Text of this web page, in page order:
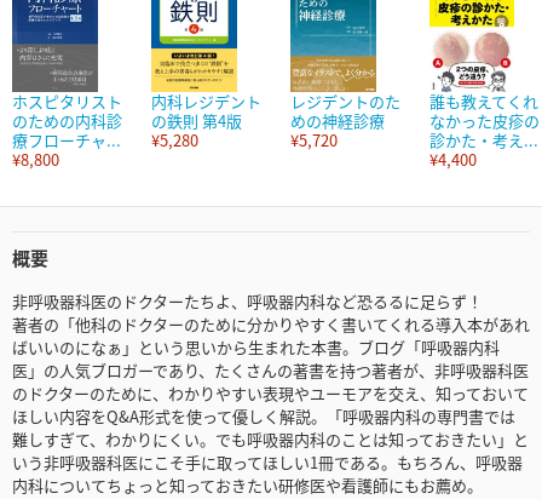
ホスピタリスト
のための内科診
療フローチャ...
¥8,800
内科レジデント
の鉄則 第4版
¥5,280
レジデントのた
めの神経診療
¥5,720
誰も教えてくれ
なかった皮疹の
診かた・考え...
¥4,400
概要
非呼吸器科医のドクターたちよ、呼吸器内科など恐るるに足らず！
著者の「他科のドクターのために分かりやすく書いてくれる導入本があれ
ばいいのになぁ」という思いから生まれた本書。ブログ「呼吸器内科
医」の人気ブロガーであり、たくさんの著書を持つ著者が、非呼吸器科医
のドクターのために、わかりやすい表現やユーモアを交え、知っておいて
ほしい内容をQ&A形式を使って優しく解説。「呼吸器内科の専門書では
難しすぎて、わかりにくい。でも呼吸器内科のことは知っておきたい」と
いう非呼吸器科医にこそ手に取ってほしい1冊である。もちろん、呼吸器
内科についてちょっと知っておきたい研修医や看護師にもお薦め。